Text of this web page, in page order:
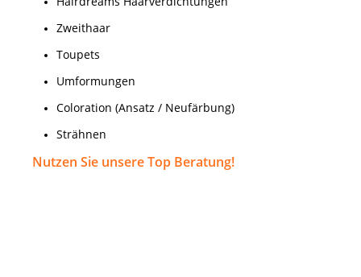
Zweithaar
Toupets
Umformungen
Coloration (Ansatz / Neufärbung)
Strähnen
Nutzen Sie unsere Top Beratung!